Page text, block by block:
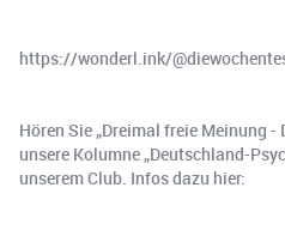
https://wonderl.ink/
Hören Sie „Dreimal freie Meinung -
unsere Kolumne „Deutschland-
unserem Club. Infos dazu hier: